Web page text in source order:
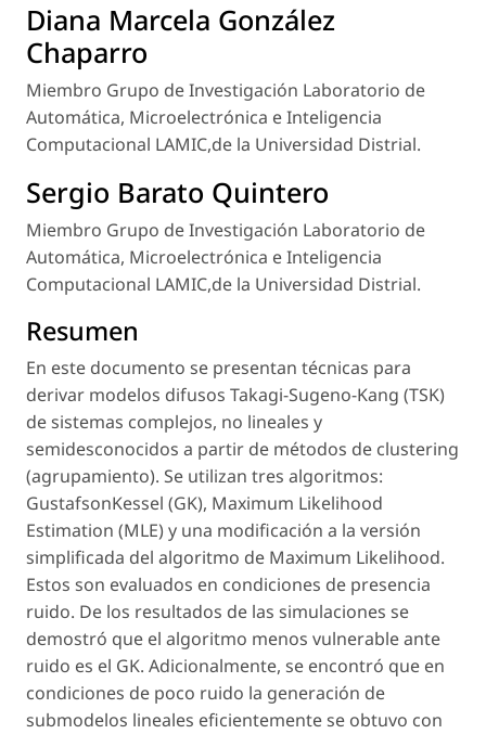
Diana Marcela González
Chaparro
Miembro Grupo de Investigación Laboratorio de
Automática, Microelectrónica e Inteligencia
Computacional LAMIC,de la Universidad Distrial.
Sergio Barato Quintero
Miembro Grupo de Investigación Laboratorio de
Automática, Microelectrónica e Inteligencia
Computacional LAMIC,de la Universidad Distrial.
Resumen
En este documento se presentan técnicas para
derivar modelos difusos Takagi-Sugeno-Kang (TSK)
de sistemas complejos, no lineales y
semidesconocidos a partir de métodos de clustering
(agrupamiento). Se utilizan tres algoritmos:
GustafsonKessel (GK), Maximum Likelihood
Estimation (MLE) y una modificación a la versión
simplificada del algoritmo de Maximum Likelihood.
Estos son evaluados en condiciones de presencia
ruido. De los resultados de las simulaciones se
demostró que el algoritmo menos vulnerable ante
ruido es el GK. Adicionalmente, se encontró que en
condiciones de poco ruido la generación de
submodelos lineales eficientemente se obtuvo con